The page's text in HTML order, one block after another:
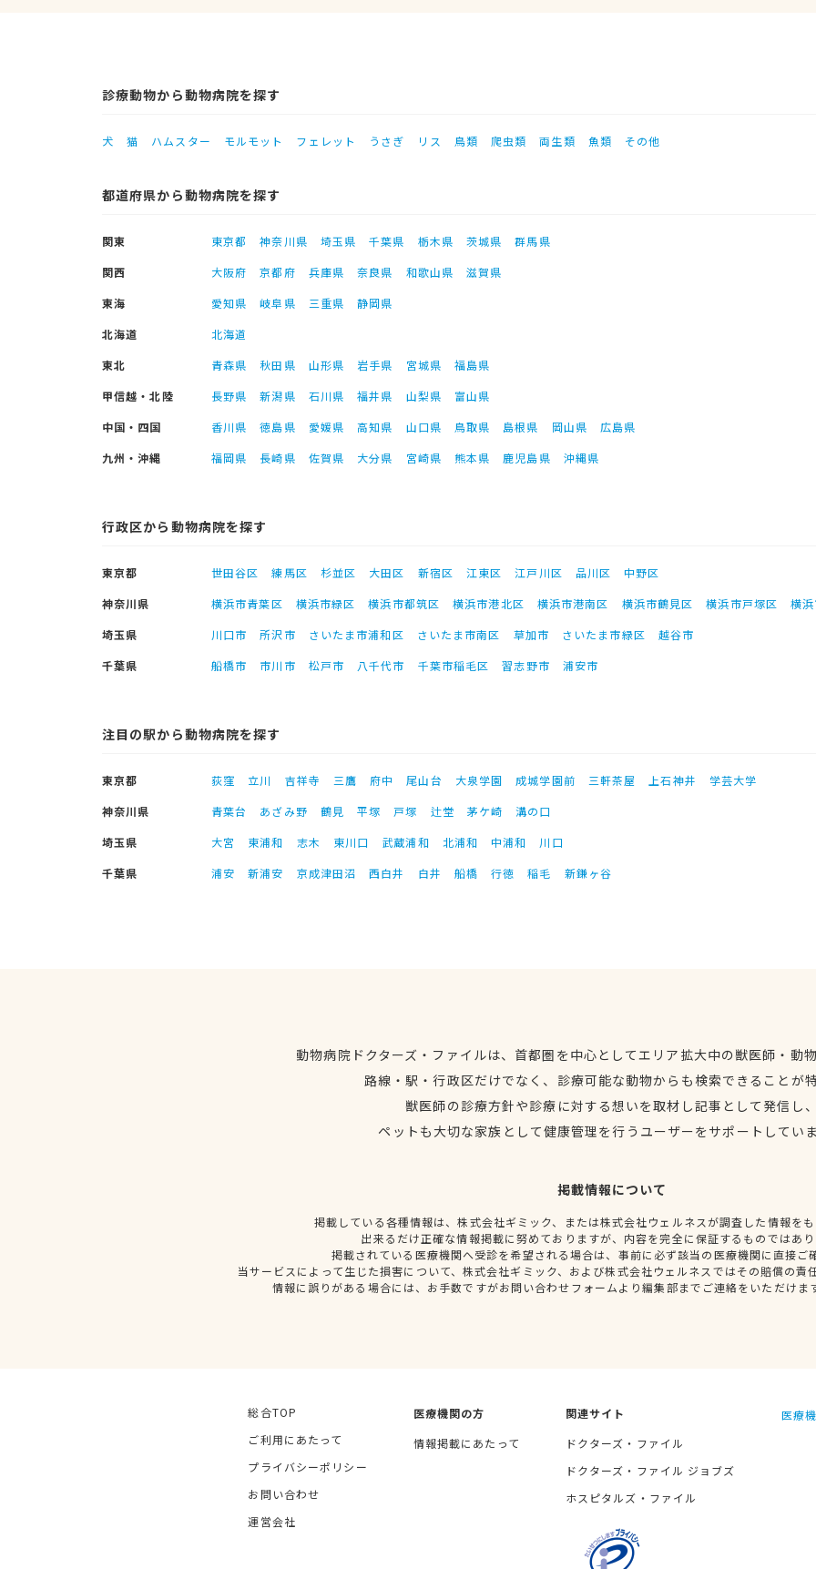
診療動物から動物病院を探す
犬 猫 ハムスター モルモット フェレット うさぎ リス 鳥類 爬虫類 両生類 魚類 その他
都道府県から動物病院を探す
関東 東京都 神奈川県 埼玉県 千葉県 栃木県 茨城県
群馬県
関西
大阪府 京都府 兵庫県 奈良県 和歌山県
滋賀県
東海
愛知県 岐阜県 三重県
静岡県
北海道
北海道
東北
青森県 秋田県 山形県 岩手県 宮城県
福島県
甲信越・北陸
長野県 新潟県 石川県 福井県 山梨県
富山県
中国・四国
香川県 徳島県 愛媛県 高知県 山口県 鳥取県 島根県 岡山県
広島県
九州・沖縄
福岡県 長崎県 佐賀県 大分県 宮崎県 熊本県 鹿児島県 沖縄県
行政区から動物病院を探す
東京都 世田谷区 練馬区 杉並区 大田区 新宿区 江東区 江戸川区 品川区
中野区
神奈川県
横浜市青葉区 横浜市緑区 横浜市都筑区 横浜市港北区 横浜市港南区 横浜市鶴見区 横浜市戸塚区
横
埼玉県
川口市 所沢市 さいたま市浦和区 さいたま市南区 草加市 さいたま市緑区
越谷市
千葉県
船橋市 市川市 松戸市 八千代市 千葉市稲毛区 習志野市 浦安市
注目の駅から動物病院を探す
東京都 荻窪 立川 吉祥寺 三鷹 府中 尾山台 大泉学園 成城学園前 三軒茶屋 上石神井
学芸大学
神奈川県
青葉台 あざみ野 鶴見 平塚 戸塚 辻堂 茅ケ崎
溝の口
埼玉県
大宮 東浦和 志木 東川口 武蔵浦和 北浦和 中浦和
川口
千葉県
浦安 新浦安 京成津田沼 西白井 白井 船橋 行徳 稲毛 新鎌ヶ谷
動物病院ドクターズ・ファイルは、首都圏を中心としてエリア拡大中の獣医師・動
路線・駅・行政区だけでなく、診療可能な動物からも検索できることが
獣医師の診療方針や診療に対する想いを取材し記事として発信し
ペットも大切な家族として健康管理を行うユーザーをサポートしてい
掲載情報について
掲載している各種情報は、株式会社ギミック、または株式会社ウェルネスが調査した情報を
出来るだけ正確な情報掲載に努めておりますが、内容を完全に保証するものではあ
掲載されている医療機関へ受診を希望される場合は、事前に必ず該当の医療機関に直接ご
当サービスによって生じた損害について、株式会社ギミック、および株式会社ウェルネスではその賠償の責
情報に誤りがある場合には、お手数ですがお問い合わせフォームより編集部までご連絡をいただけま
総合TOP
ご利用にあたって
プライバシーポリシー
お問い合わせ
運営会社
医療機関の方
情報掲載にあたって
関連サイト
ドクターズ・ファイル
ドクターズ・ファイル ジョブズ
ホスピタルズ・ファイル
医療